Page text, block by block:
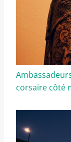
corsaire côté